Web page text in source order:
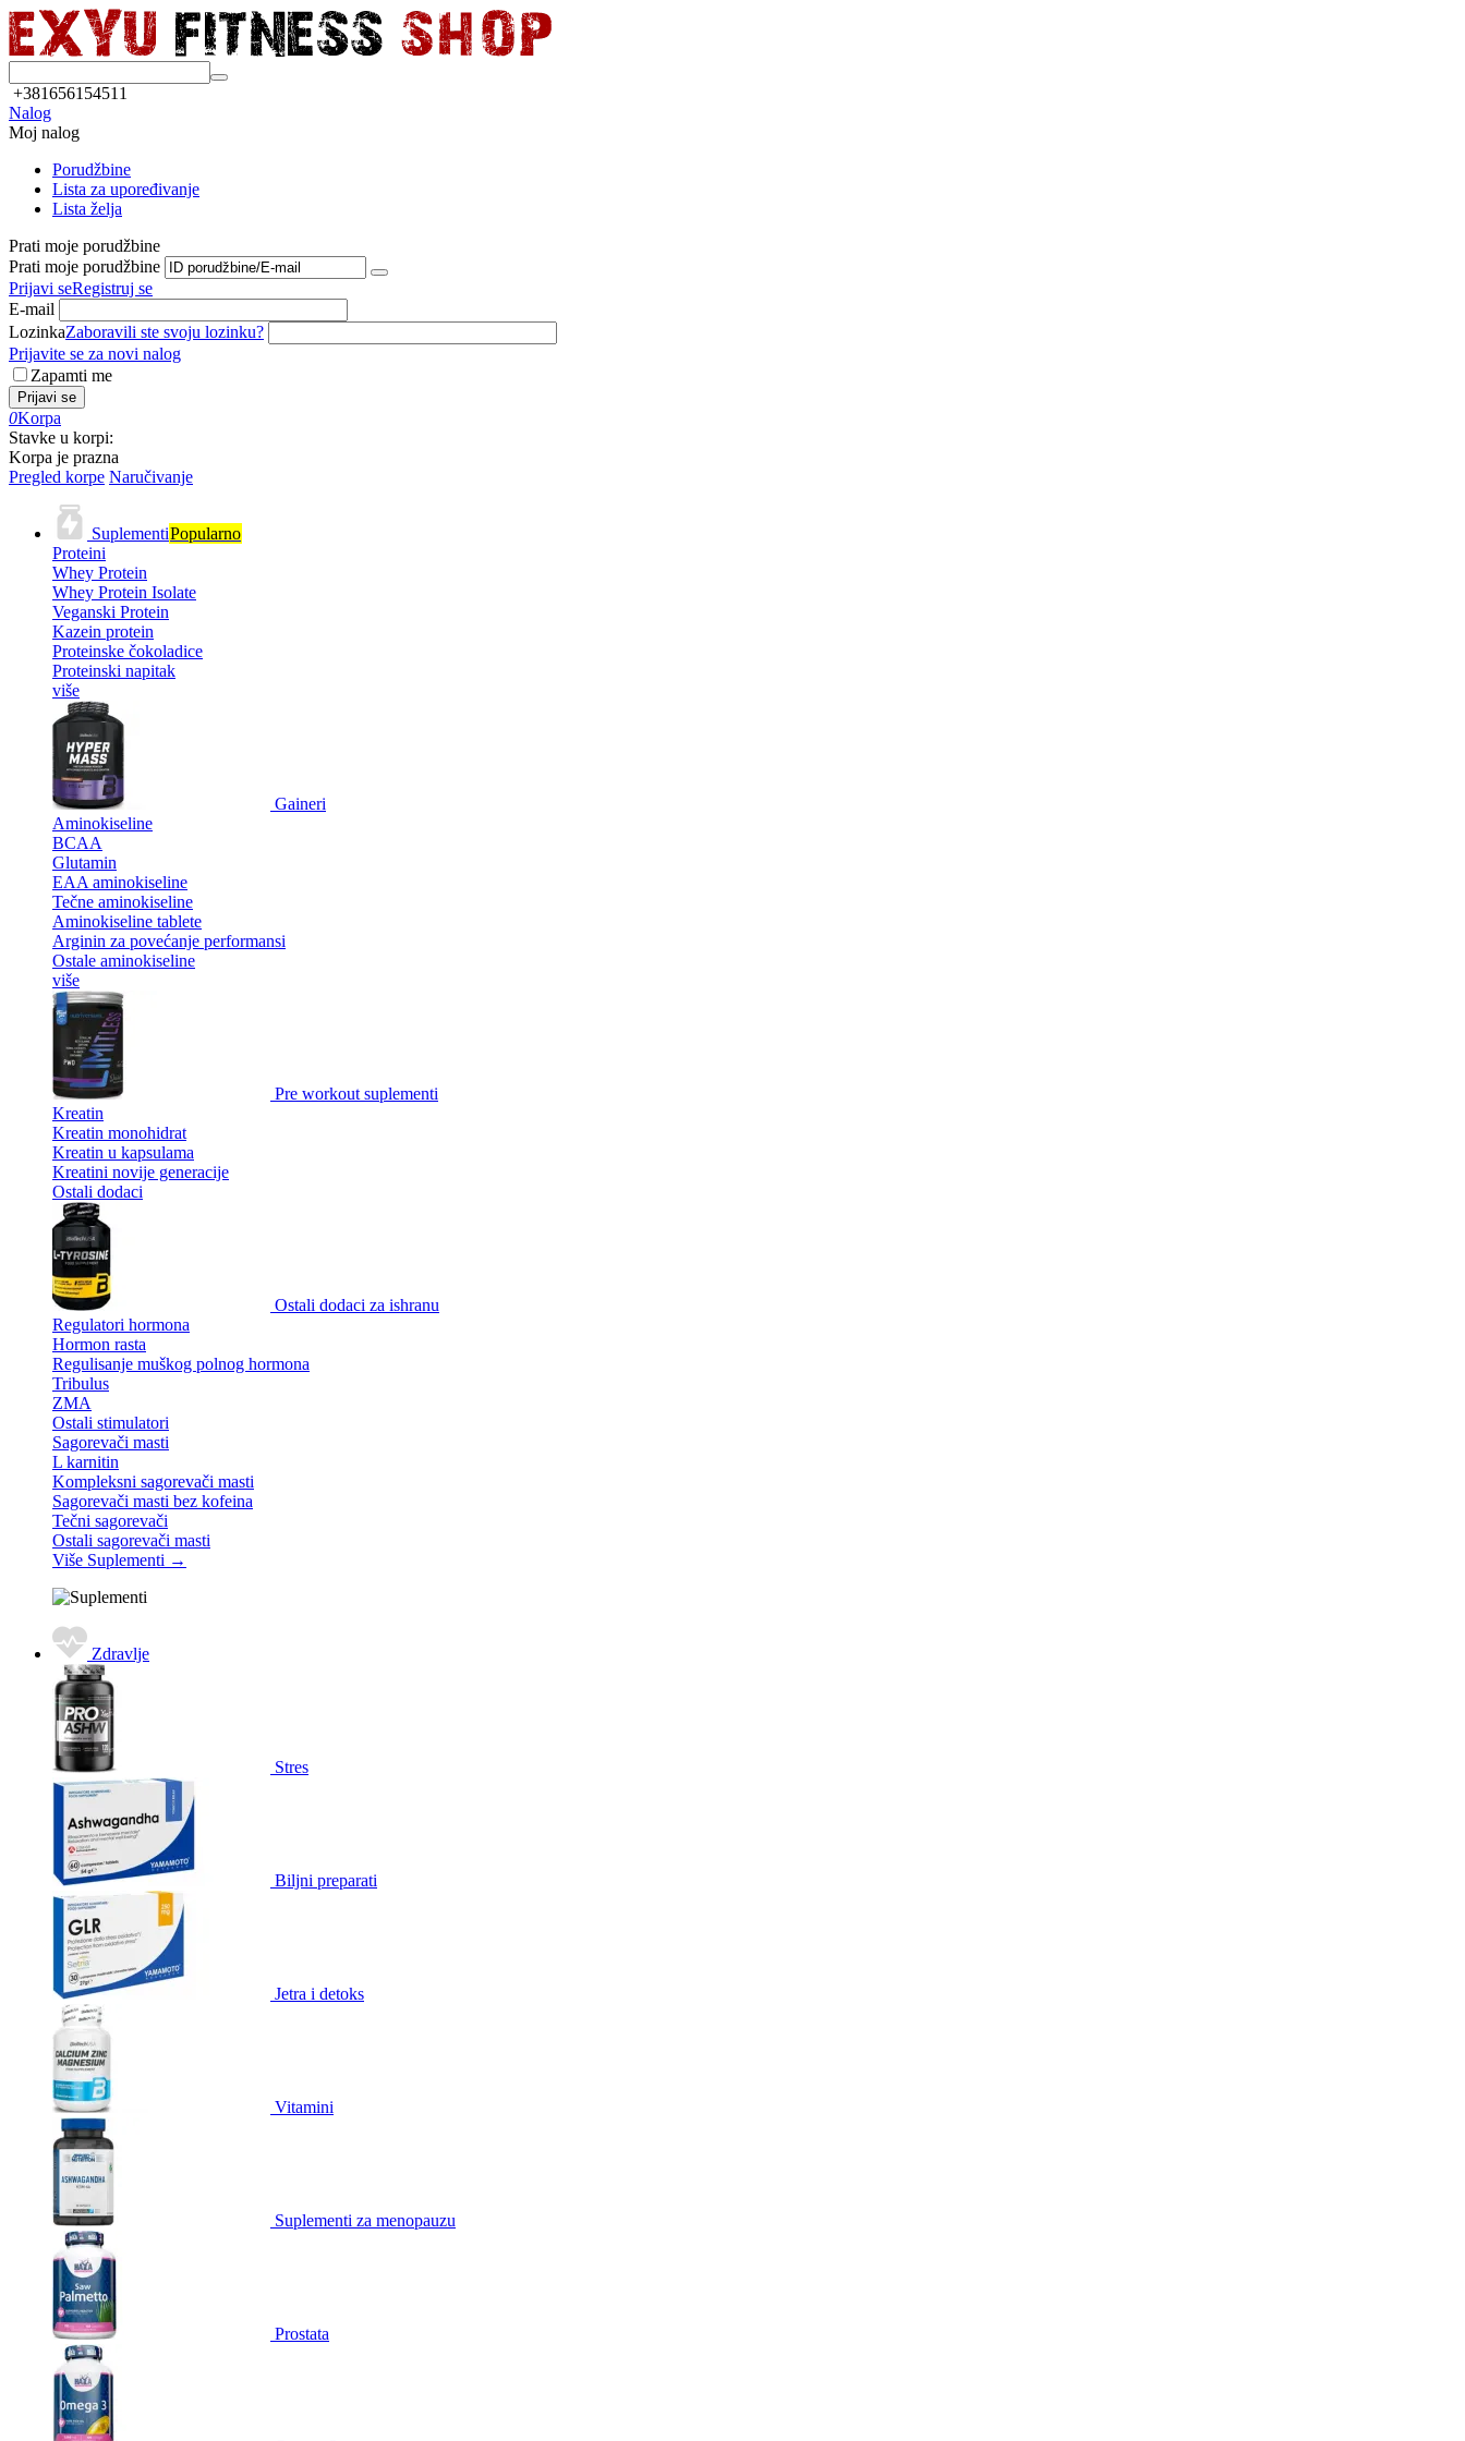
+381656154511
Nalog
Moj nalog
Porudžbine
Lista za upoređivanje
Lista želja
Prati moje porudžbine
Prati moje porudžbine
Prijavi seRegistruj se
E-mail
LozinkaZaboravili ste svoju lozinku?
Prijavite se za novi nalog
Zapamti me
Prijavi se
0Korpa
Stavke u korpi:
Korpa je prazna
Pregled korpe Naručivanje
SuplementiPopularno
Proteini
Whey Protein
Whey Protein Isolate
Veganski Protein
Kazein protein
Proteinske čokoladice
Proteinski napitak
više
Gaineri
Aminokiseline
BCAA
Glutamin
EAA aminokiseline
Tečne aminokiseline
Aminokiseline tablete
Arginin za povećanje performansi
Ostale aminokiseline
više
Pre workout suplementi
Kreatin
Kreatin monohidrat
Kreatin u kapsulama
Kreatini novije generacije
Ostali dodaci
Ostali dodaci za ishranu
Regulatori hormona
Hormon rasta
Regulisanje muškog polnog hormona
Tribulus
ZMA
Ostali stimulatori
Sagorevači masti
L karnitin
Kompleksni sagorevači masti
Sagorevači masti bez kofeina
Tečni sagorevači
Ostali sagorevači masti
Više Suplementi →
Zdravlje
Stres
Biljni preparati
Jetra i detoks
Vitamini
Suplementi za menopauzu
Prostata